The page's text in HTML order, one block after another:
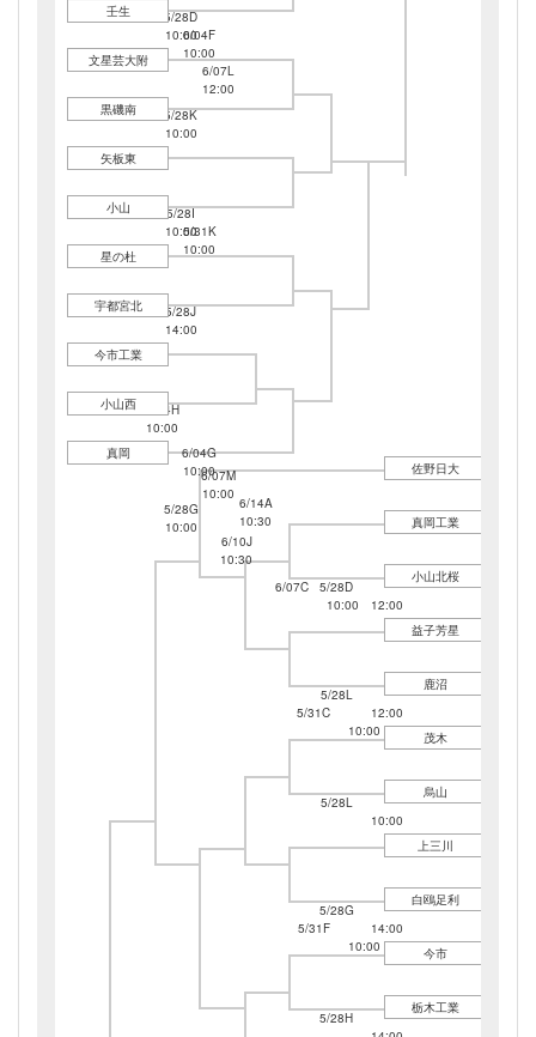
6/14A
10:30
6/07L
12:00
6/04F
10:00
5/28D
10:00
壬生
6/10J
10:30
文星芸大附
5/28K
10:00
黒磯南
5/31K
10:00
矢板東
5/28I
10:00
小山
6/07M
10:00
星の杜
5/28J
14:00
宇都宮北
6/04G
10:00
今市工業
5/24H
10:00
小山西
5/28G
10:00
真岡
佐野日大
6/07C
10:00
真岡工業
5/28D
12:00
小山北桜
5/31C
10:00
益子芳星
5/28L
12:00
鹿沼
茂木
5/28L
10:00
烏山
5/31F
10:00
上三川
5/28G
14:00
白鴎足利
今市
5/28H
栃木工業